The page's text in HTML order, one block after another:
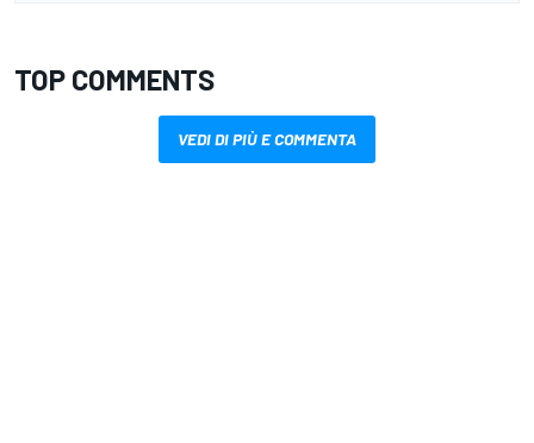
TOP COMMENTS
VEDI DI PIÙ E COMMENTA